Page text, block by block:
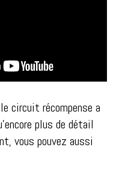
circuit récompense a
plus de détail
vous pouvez aussi